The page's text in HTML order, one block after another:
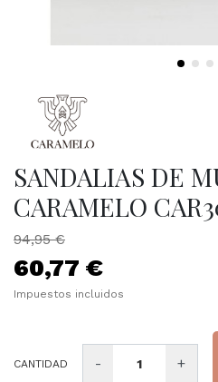
SANDALIAS DE
CARAMELO
94,95 €
60,77 €
Impuestos incluidos
CANTIDAD - +